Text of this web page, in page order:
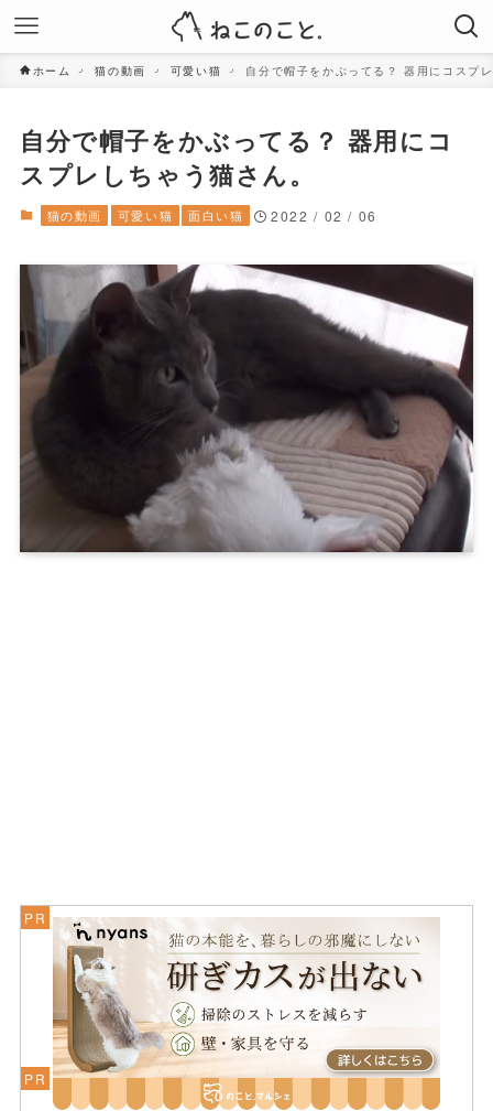
ホーム 猫の動画 可愛い猫 自分で帽子をかぶってる？ 器用にコスプ
自分で帽子をかぶってる？ 器用にコ
スプレしちゃう猫さん。
猫の動画 可愛い猫 面白い猫 2022 / 02 / 06